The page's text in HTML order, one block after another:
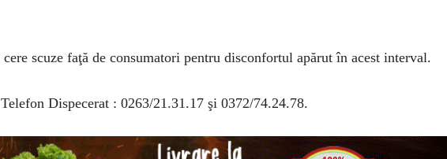
scuze faţă de consumatori pentru disconfortul apărut în acest interval.
Telefon Dispecerat : 0263/21.31.17 şi 0372/74.24.78.